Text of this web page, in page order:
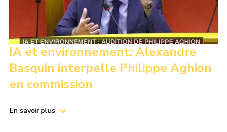
IA et environnement: Alexandre
Basquin interpelle Philippe Aghion
en commission
En savoir plus